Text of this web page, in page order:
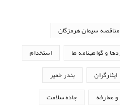
مناقصه سیمان هرمزگان
و گواهینامه ها استخدام
ایثارگران بندر خمیر
و معارفه جاده سلامت